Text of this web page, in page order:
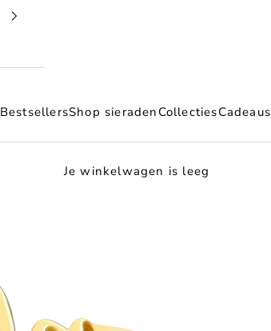
BestsellersShop sieraden CollectiesCadeaus
Je winkelwagen is leeg